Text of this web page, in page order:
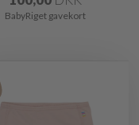
BabyRiget gavekort